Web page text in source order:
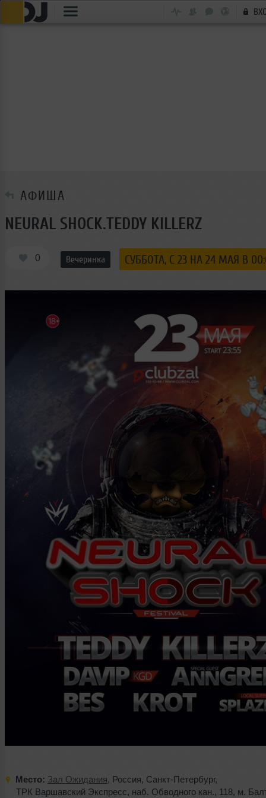
АФИША
NEURAL SHOCK.TEDDY KILLERZ
0 Вечеринка СУББОТА, C 23 НА 24 МАЯ В
Место: Зал Ожидания, Россия, Санкт-Петербург,
ТРК Варшавский Экспресс, наб. Обводного кан., 118, м.